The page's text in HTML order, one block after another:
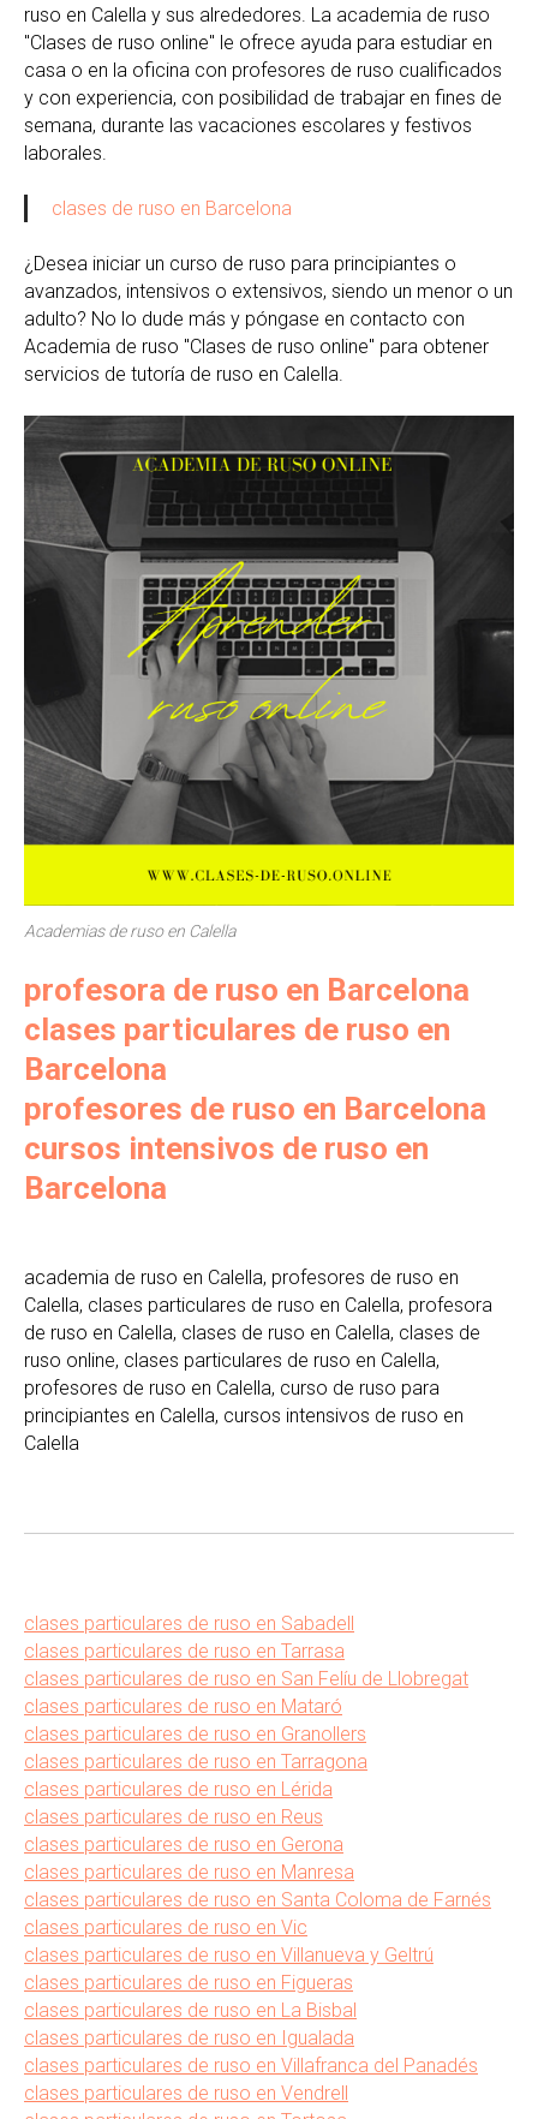
ruso en Calella y sus alrededores. La academia de ruso
"Clases de ruso online" le ofrece ayuda para estudiar en
casa o en la oficina con profesores de ruso cualificados
y con experiencia, con posibilidad de trabajar en fines de
semana, durante las vacaciones escolares y festivos
laborales.
clases de ruso en Barcelona
¿Desea iniciar un curso de ruso para principiantes o
avanzados, intensivos o extensivos, siendo un menor o un
adulto? No lo dude más y póngase en contacto con
Academia de ruso "Clases de ruso online" para obtener
servicios de tutoría de ruso en Calella.
Academias de ruso en Calella
profesora de ruso en Barcelona
clases particulares de ruso en
Barcelona
profesores de ruso en Barcelona
cursos intensivos de ruso en
Barcelona
academia de ruso en Calella, profesores de ruso en
Calella, clases particulares de ruso en Calella, profesora
de ruso en Calella, clases de ruso en Calella, clases de
ruso online, clases particulares de ruso en Calella,
profesores de ruso en Calella, curso de ruso para
principiantes en Calella, cursos intensivos de ruso en
Calella
clases particulares de ruso en Sabadell
clases particulares de ruso en Tarrasa
clases particulares de ruso en San Felíu de Llobregat
clases particulares de ruso en Mataró
clases particulares de ruso en Granollers
clases particulares de ruso en Tarragona
clases particulares de ruso en Lérida
clases particulares de ruso en Reus
clases particulares de ruso en Gerona
clases particulares de ruso en Manresa
clases particulares de ruso en Santa Coloma de Farnés
clases particulares de ruso en Vic
clases particulares de ruso en Villanueva y Geltrú
clases particulares de ruso en Figueras
clases particulares de ruso en La Bisbal
clases particulares de ruso en Igualada
clases particulares de ruso en Villafranca del Panadés
clases particulares de ruso en Vendrell